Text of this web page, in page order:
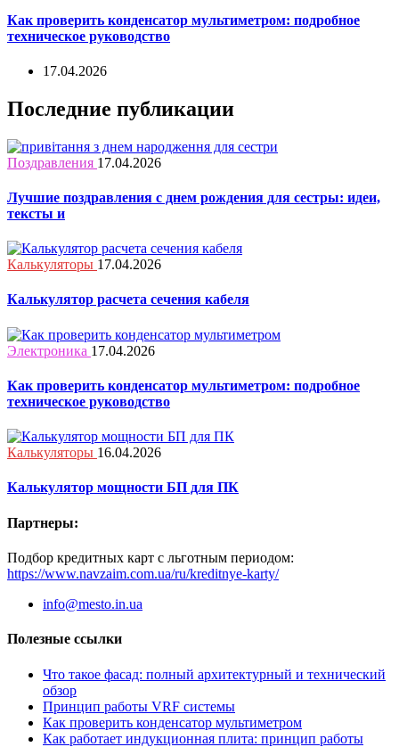
Как проверить конденсатор мультиметром: подробное
техническое руководство
17.04.2026
Последние публикации
Поздравления 17.04.2026
Лучшие поздравления с днем рождения для сестры: идеи,
тексты и
Калькуляторы 17.04.2026
Калькулятор расчета сечения кабеля
Электроника 17.04.2026
Как проверить конденсатор мультиметром: подробное
техническое руководство
Калькуляторы 16.04.2026
Калькулятор мощности БП для ПК
Партнеры:
Подбор кредитных карт с льготным периодом:
https://www.navzaim.com.ua/ru/kreditnye-karty/
info@mesto.in.ua
Полезные ссылки
Что такое фасад: полный архитектурный и технический
обзор
Принцип работы VRF системы
Как проверить конденсатор мультиметром
Как работает индукционная плита: принцип работы